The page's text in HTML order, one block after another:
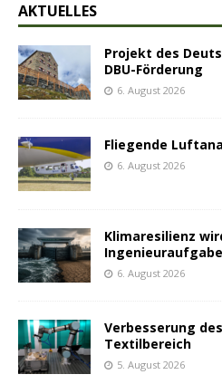
AKTUELLES
Projekt des
DBU-Förderung
6. August 2026
Fliegende
6. August 2026
Klimaresilienz
6. August 2026
Verbesserung
Textilbereich
5. August 2026